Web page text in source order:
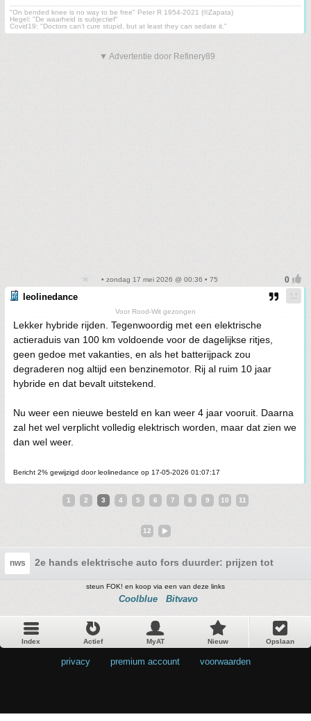
"On bended knee is no way to be free" Peter R 1954-2021 (©Zapata)
Hegel: "De waarheid is subjectief"
Covid19: "Doctors can’t cure stupid, but at least they can sedate it."
▼ Advertentie door Refinery89
• zondag 17 mei 2026 @ 00:36 • 75
leolinedance
Voor Rood-Wit gezongen
Lekker hybride rijden. Tegenwoordig met een elektrische
actieraduis van 100 km voldoende voor de dagelijkse ritjes,
geen gedoe met vakanties, en als het batterijpack zou
degraderen nog altijd een benzinemotor. Rij al ruim 10 jaar
hybride en dat bevalt uitstekend.
Nu weer een nieuwe besteld en kan weer 4 jaar vooruit. Daarna
zal het wel verplicht volledig elektrisch worden, maar dat zien we
dan wel weer.
Bericht 2% gewijzigd door leolinedance op 17-05-2026 01:07:17
1 2 3 4 5 6 7 8 9 10 11
12
nws 2e hands elektrische auto fors duurder: prijzen tot 15
steun FOK! en koop via een van deze links
Coolblue Bitvavo
Index Actief MyAT Nieuw Opslaan
privacy premium account voorwaarden